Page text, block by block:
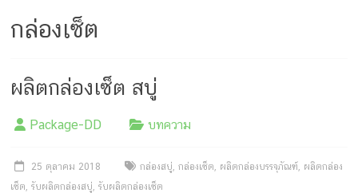
ผลิต
ซอง
ฟอยล์
รับ
ผลิต
กล่อง
กล่องเซ็ต
ผลิตกล่องเซ็ต สบู่
Package-DD บทความ
25 ตุลาคม 2018 กล่องสบู่,กล่องเซ็ต, ผลิตกล่องบรรจุภัณฑ์, ผลิตกล่อง
เซ็ต,รับผลิตกล่องสบู่,รับผลิตกล่องเซ็ต